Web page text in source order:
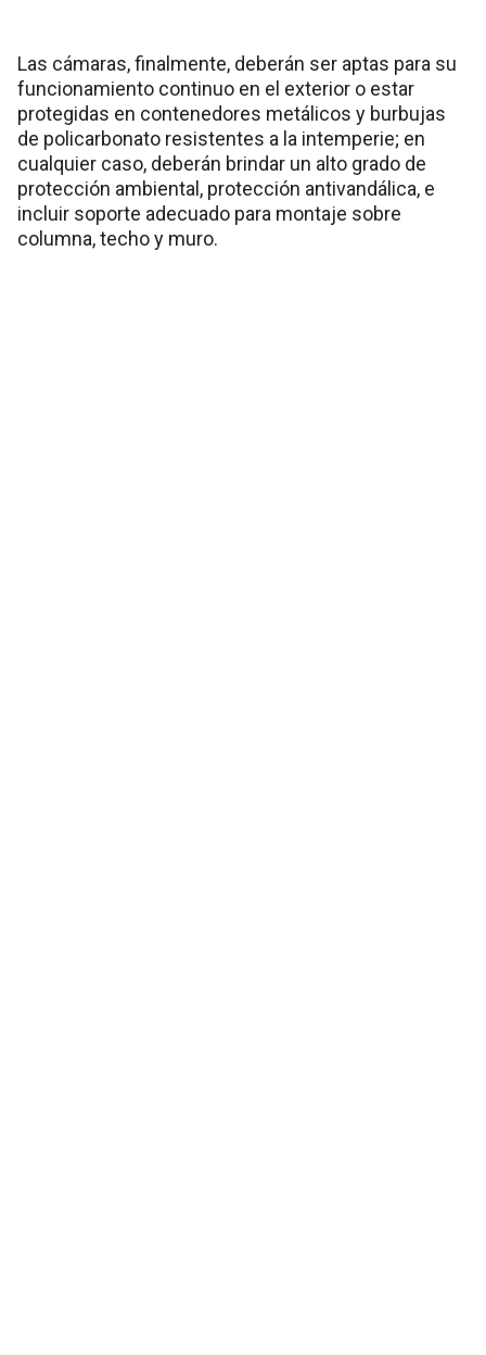
Las cámaras, finalmente, deberán ser aptas para su
funcionamiento continuo en el exterior o estar
protegidas en contenedores metálicos y burbujas
de policarbonato resistentes a la intemperie; en
cualquier caso, deberán brindar un alto grado de
protección ambiental, protección antivandálica, e
incluir soporte adecuado para montaje sobre
columna, techo y muro.